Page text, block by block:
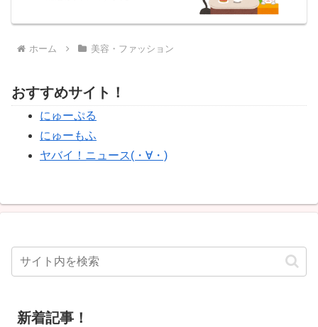
ホーム 美容・ファッション
おすすめサイト！
にゅーぷる
にゅーもふ
ヤバイ！ニュース(・∀・)
新着記事！